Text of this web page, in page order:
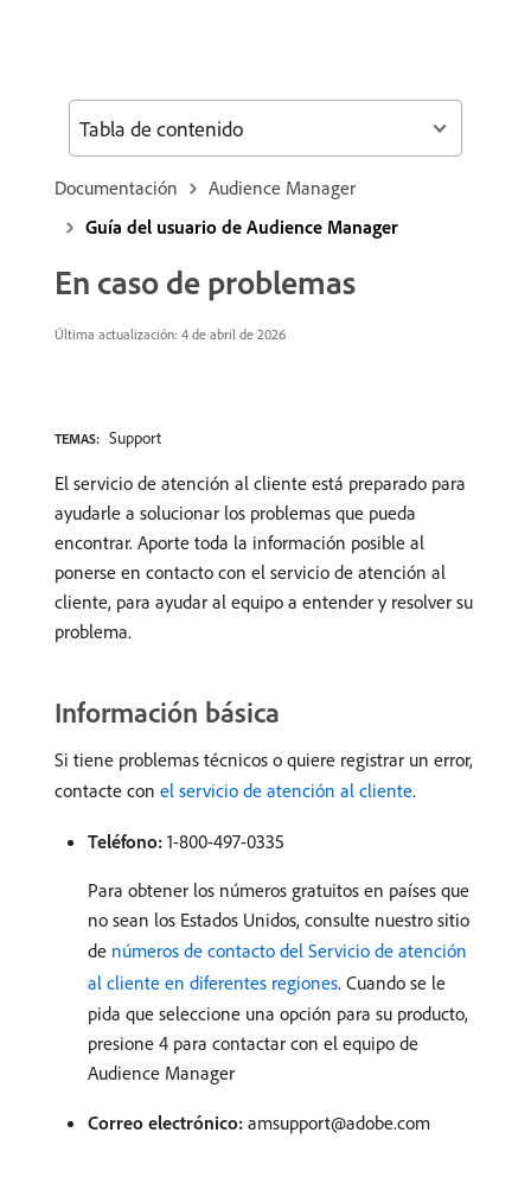
Documentación
Audience Manager
Guía del usuario de Audience Manager
En caso de problemas
Última actualización: 4 de abril de 2026
TEMAS: Support
El servicio de atención al cliente está preparado para
ayudarle a solucionar los problemas que pueda
encontrar. Aporte toda la información posible al
ponerse en contacto con el servicio de atención al
cliente, para ayudar al equipo a entender y resolver su
problema.
Información básica
Si tiene problemas técnicos o quiere registrar un error,
contacte con el servicio de atención al cliente.
Teléfono: 1-800-497-0335
Para obtener los números gratuitos en países que
no sean los Estados Unidos, consulte nuestro sitio
de números de contacto del Servicio de atención
al cliente en diferentes regiones. Cuando se le
pida que seleccione una opción para su producto,
presione 4 para contactar con el equipo de
Audience Manager
Correo electrónico: amsupport@adobe.com
Tabla de contenido